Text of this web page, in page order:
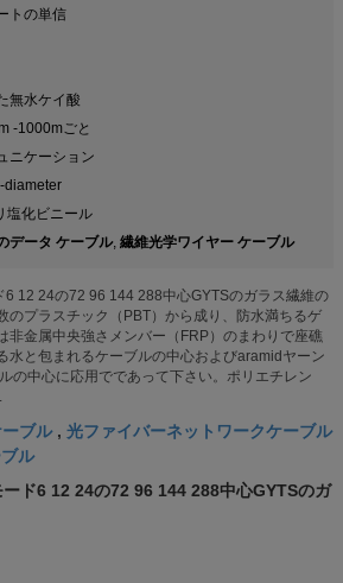
トの単信
無水ケイ酸
-1000mごと
ニケーション
diameter
塩化ビニール
データ ケーブル, 繊維光学ワイヤー ケーブル
6 12 24の72 96 144 288中心GYTSのガラス繊維の
のプラスチック（PBT）から成り、防水満ちるゲ
非金属中央強さメンバー（FRP）のまわりで座礁
水と包まれるケーブルの中心およびaramidヤーン
の中心に応用でであって下さい。ポリエチレン
ブル, 光ファイバーネットワークケーブル
ル
ド6 12 24の72 96 144 288中心GYTSのガ